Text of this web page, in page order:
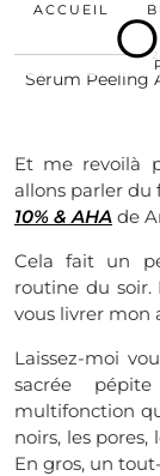
ACCUEIL
Sérum Peeling
Et me revoilà
allons parler du
10% & AHA de
Cela fait un
routine du
vous livrer mon
Laissez-moi
sacrée
multifonction
noirs, les
En gros, un